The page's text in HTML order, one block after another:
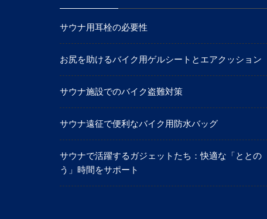
サウナ用耳栓の必要性
お尻を助けるバイク用ゲルシートとエアクッション
サウナ施設でのバイク盗難対策
サウナ遠征で便利なバイク用防水バッグ
サウナで活躍するガジェットたち：快適な「ととの
う」時間をサポート